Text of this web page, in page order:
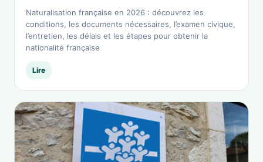
Naturalisation française en 2026 : découvrez les
conditions, les documents nécessaires, l’examen civique,
l’entretien, les délais et les étapes pour obtenir la
nationalité française
Lire